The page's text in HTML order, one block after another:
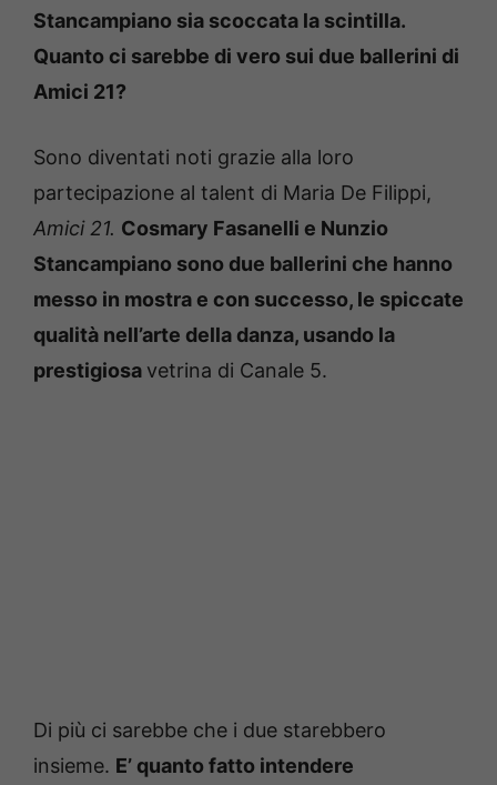
Stancampiano sia scoccata la scintilla.
Quanto ci sarebbe di vero sui due ballerini di
Amici 21?
Sono diventati noti grazie alla loro
partecipazione al talent di Maria De Filippi,
Amici 21. Cosmary Fasanelli e Nunzio
Stancampiano sono due ballerini che hanno
messo in mostra e con successo, le spiccate
qualità nell’arte della danza, usando la
prestigiosa vetrina di Canale 5.
Di più ci sarebbe che i due starebbero
insieme. E’ quanto fatto intendere